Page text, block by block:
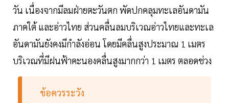
วัน เนื่องจากมีลมฝ่ายตะวันตก พัดปกคลุมทะเลอันดามัน
ภาคใต้ และอ่าวไทย ส่วนคลื่นลมบริเวณอ่าวไทยและทะเล
อันดามันยังคงมีกำลังอ่อน โดยมีคลื่นสูงประมาณ 1 เมตร
บริเวณที่มีฝนฟ้าคะนองคลื่นสูงมากกว่า 1 เมตร ตลอดช่วง
ข้อควรระวัง